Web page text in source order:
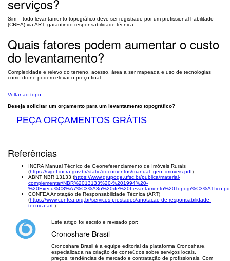
serviços?
Sim – todo levantamento topográfico deve ser registrado por um profissional habilitado
(CREA) via ART, garantindo responsabilidade técnica.
Quais fatores podem aumentar o custo
do levantamento?
Complexidade e relevo do terreno, acesso, área a ser mapeada e uso de tecnologias
como drone podem elevar o preço final.
Voltar ao topo
Deseja solicitar um orçamento para um levantamento topográfico?
PEÇA ORÇAMENTOS GRÁTIS
Referências
INCRA Manual Técnico de Georreferenciamento de Imóveis Rurais
(https://sigef.incra.gov.br/static/documentos/manual_geo_imoveis.pdf)
ABNT NBR 13133 (https://www.grupoge.ufsc.br/publica/material-
complementar/NBR%2013133%20-%201994%20-
CONFEA Anotação de Responsabilidade Técnica (ART)
(https://www.confea.org.br/servicos-prestados/anotacao-de-responsabilidade-
tecnica-art )
Este artigo foi escrito e revisado por:
Cronoshare Brasil
Cronoshare Brasil é a equipe editorial da plataforma Cronoshare,
especializada na criação de conteúdos sobre serviços locais,
preços, tendências de mercado e contratação de profissionais. Com